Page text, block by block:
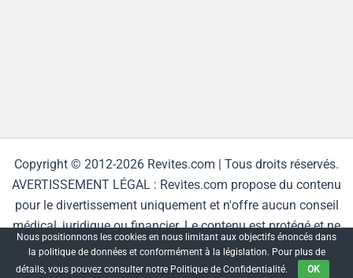
Copyright © 2012-2026 Revites.com | Tous droits réservés.
AVERTISSEMENT LÉGAL : Revites.com propose du contenu
pour le divertissement uniquement et n'offre aucun conseil
médical, juridique ou financier. Le contenu est protégé et ne
peut être reproduit sans autorisation.
Nous positionnons les cookies en nous limitant aux objectifs énoncés dans
la politique de données et conformément à la législation. Pour plus de
détails, vous pouvez consulter notre Politique de Confidentialité.
OK